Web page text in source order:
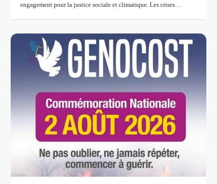
engagement pour la justice sociale et climatique. Les crises…